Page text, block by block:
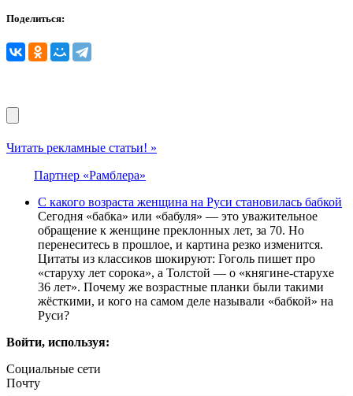
Поделиться:
Читать рекламные статьи! »
Партнер «Рамблера»
С какого возраста женщина на Руси становилась бабкой
Сегодня «бабка» или «бабуля» — это уважительное
обращение к женщине преклонных лет, за 70. Но
перенеситесь в прошлое, и картина резко изменится.
Цитаты из классиков шокируют: Гоголь пишет про
«старуху лет сорока», а Толстой — о «княгине-старухе
36 лет». Почему же возрастные планки были такими
жёсткими, и кого на самом деле называли «бабкой» на
Руси?
Войти, используя:
Социальные сети
Почту